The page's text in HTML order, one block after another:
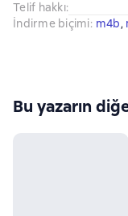
Telif hakkı:
İndirme biçimi: m4b,
Bu yazarın